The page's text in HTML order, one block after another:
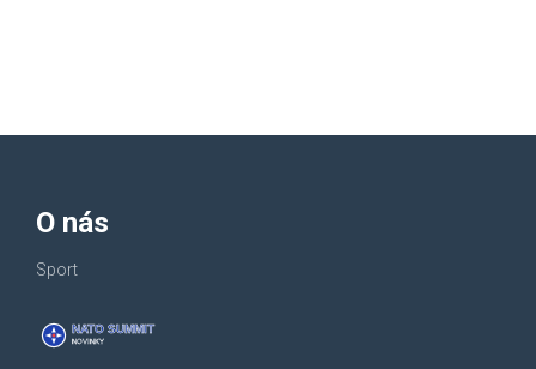
O nás
Sport